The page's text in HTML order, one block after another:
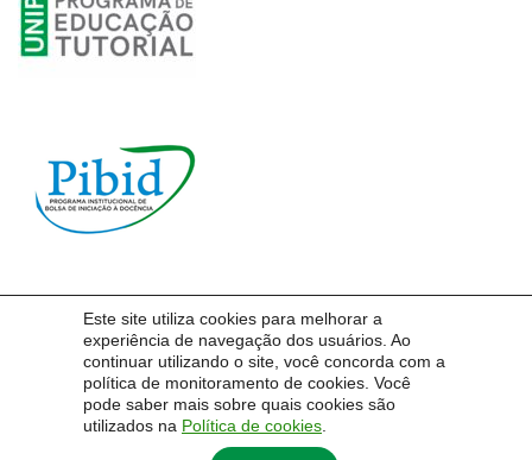
Este site utiliza cookies para melhorar a
experiência de navegação dos usuários. Ao
continuar utilizando o site, você concorda com a
política de monitoramento de cookies. Você
pode saber mais sobre quais cookies são
utilizados na Política de cookies
Pró-Reitoria de Graduação – PROGRAD | Unipampa
Endereço: Rua Professora Melanie Granier, n.º 51 – 4º andar, Bagé – RS – 96400-500
prograd@unipampa.edu.br
Telefone: (53) 3240-5436